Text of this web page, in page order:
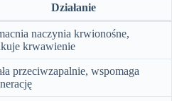
Działanie
naczynia krwionośne,
krwawienie
przeciwzapalnie, wspomaga